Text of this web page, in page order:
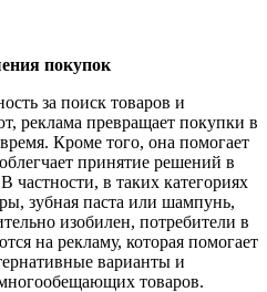
покупок
за поиск товаров и
реклама превращает покупки в
Кроме того, она помогает
принятие решений в
в таких категориях
зубная паста или шампунь,
изобилен, потребители в
на рекламу, которая помогает
варианты и
товаров.